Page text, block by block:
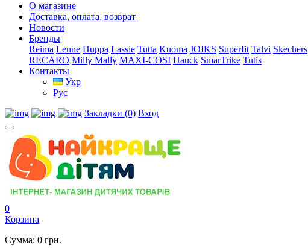
О магазине
Доставка, оплата, возврат
Новости
Бренды
Reima Lenne Huppa Lassie Tutta Kuoma JOIKS Superfit Talvi Skechers
RECARO Milly Mally MAXI-COSI Hauck SmarTrike Tutis
Контакты
Укр
Рус
Закладки (0) Вход
0
Корзина
Сумма: 0 грн.